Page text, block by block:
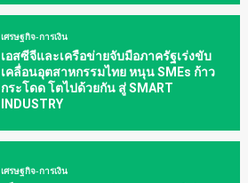
เศรษฐกิจ-การเงิน
เอสซีจีและเครือข่ายจับมือภาครัฐเร่งขับ
เคลื่อนอุตสาหกรรมไทย หนุน SMEs ก้าว
กระโดด โตไปด้วยกัน สู่ SMART
INDUSTRY
เศรษฐกิจ-การเงิน